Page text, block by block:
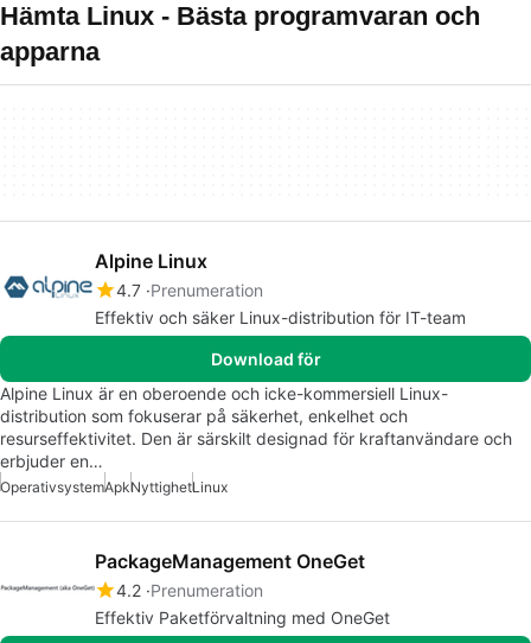
Hämta Linux - Bästa programvaran och
apparna
Alpine Linux
4.7 Prenumeration
Effektiv och säker Linux-distribution för IT-team
Download för
Alpine Linux är en oberoende och icke-kommersiell Linux-
distribution som fokuserar på säkerhet, enkelhet och
resurseffektivitet. Den är särskilt designad för kraftanvändare och
erbjuder en…
OperativsystemApkNyttighetLinux
PackageManagement OneGet
4.2 Prenumeration
Effektiv Paketförvaltning med OneGet